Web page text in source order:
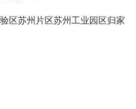
区苏州片区苏州工业园区归家